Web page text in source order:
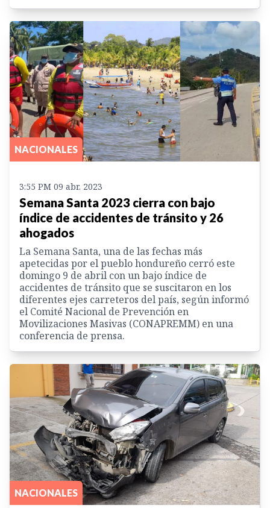
NACIONALES
3:55 PM 09 abr. 2023
Semana Santa 2023 cierra con bajo
índice de accidentes de tránsito y 26
ahogados
La Semana Santa, una de las fechas más
apetecidas por el pueblo hondureño cerró este
domingo 9 de abril con un bajo índice de
accidentes de tránsito que se suscitaron en los
diferentes ejes carreteros del país, según informó
el Comité Nacional de Prevención en
Movilizaciones Masivas (CONAPREMM) en una
conferencia de prensa.
NACIONALES